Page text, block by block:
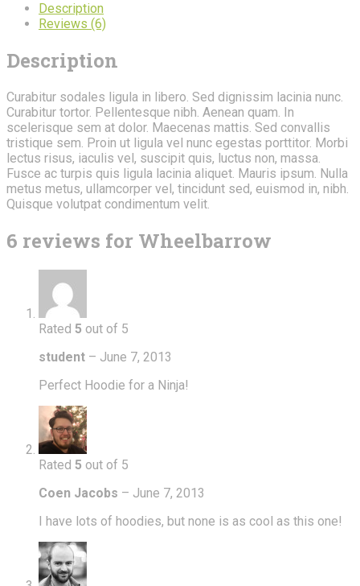
Description
Reviews (6)
Description
Curabitur sodales ligula in libero. Sed dignissim lacinia nunc.
Curabitur tortor. Pellentesque nibh. Aenean quam. In
scelerisque sem at dolor. Maecenas mattis. Sed convallis
tristique sem. Proin ut ligula vel nunc egestas porttitor. Morbi
lectus risus, iaculis vel, suscipit quis, luctus non, massa.
Fusce ac turpis quis ligula lacinia aliquet. Mauris ipsum. Nulla
metus metus, ullamcorper vel, tincidunt sed, euismod in, nibh.
Quisque volutpat condimentum velit.
6 reviews for Wheelbarrow
Rated 5 out of 5
student – June 7, 2013
Perfect Hoodie for a Ninja!
Rated 5 out of 5
Coen Jacobs – June 7, 2013
I have lots of hoodies, but none is as cool as this one!